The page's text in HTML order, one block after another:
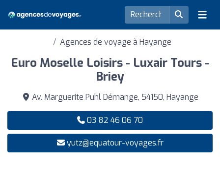
Agences de voyage à Hayange
Euro Moselle Loisirs - Luxair Tours -
Briey
Av. Marguerite Puhl Démange, 54150, Hayange
03 82 46 06 70
yutz@equatour-voyages.fr